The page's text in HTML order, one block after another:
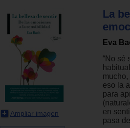
Ampliar imagen
La
Eva
“No sé
eso la
para
en
pasa